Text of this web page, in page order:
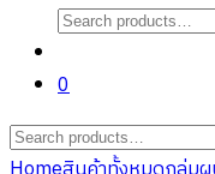
Search
0
Search